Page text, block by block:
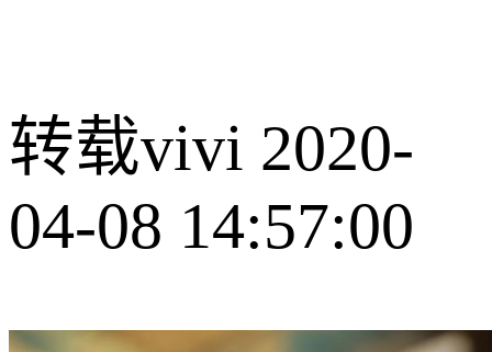
转载vivi 2020-
04-08 14:57:00